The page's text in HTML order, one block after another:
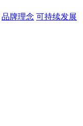
品牌理念 可持续发展